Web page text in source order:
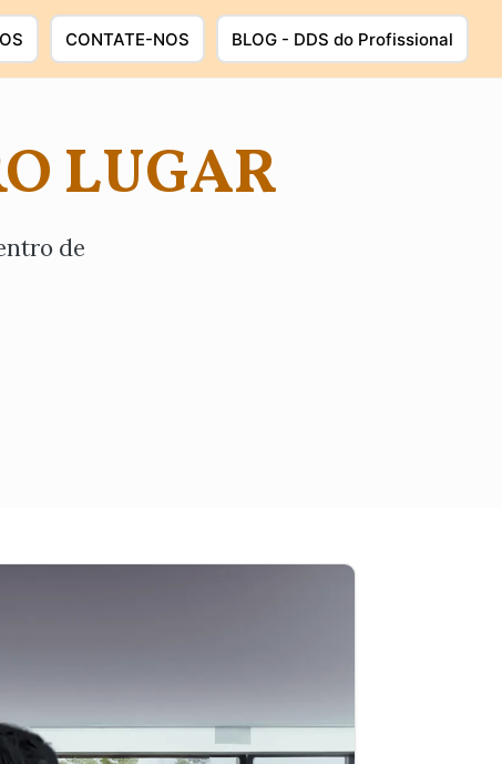
CONTATE-NOS BLOG - DDS do Profissional
LUGAR
de